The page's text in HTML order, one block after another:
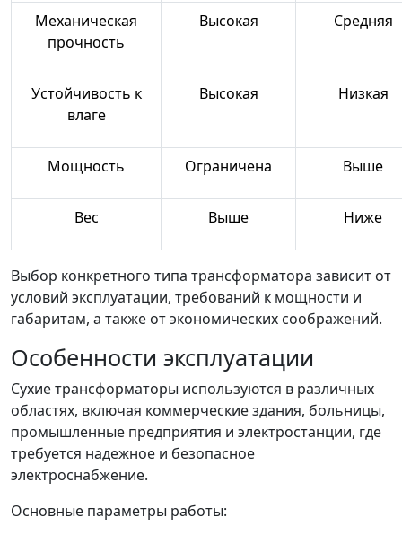
Механическая
прочность
Высокая Средняя
Устойчивость к
влаге
Высокая Низкая
Мощность Ограничена Выше
Вес Выше Ниже
Выбор конкретного типа трансформатора зависит от
условий эксплуатации, требований к мощности и
габаритам, а также от экономических соображений.
Особенности эксплуатации
Сухие трансформаторы используются в различных
областях, включая коммерческие здания, больницы,
промышленные предприятия и электростанции, где
требуется надежное и безопасное
электроснабжение.
Основные параметры работы: